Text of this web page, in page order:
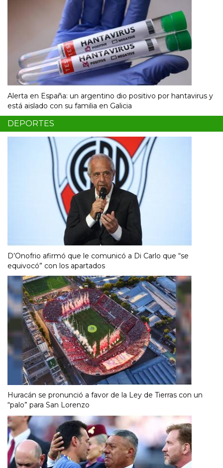
Alerta en España: un argentino dio positivo por hantavirus y
está aislado con su familia en Galicia
DEPORTES
D’Onofrio afirmó que le comunicó a Di Carlo que “se
equivocó” con los apartados
Huracán se pronunció a favor de la Ley de Tierras con un
“palo” para San Lorenzo